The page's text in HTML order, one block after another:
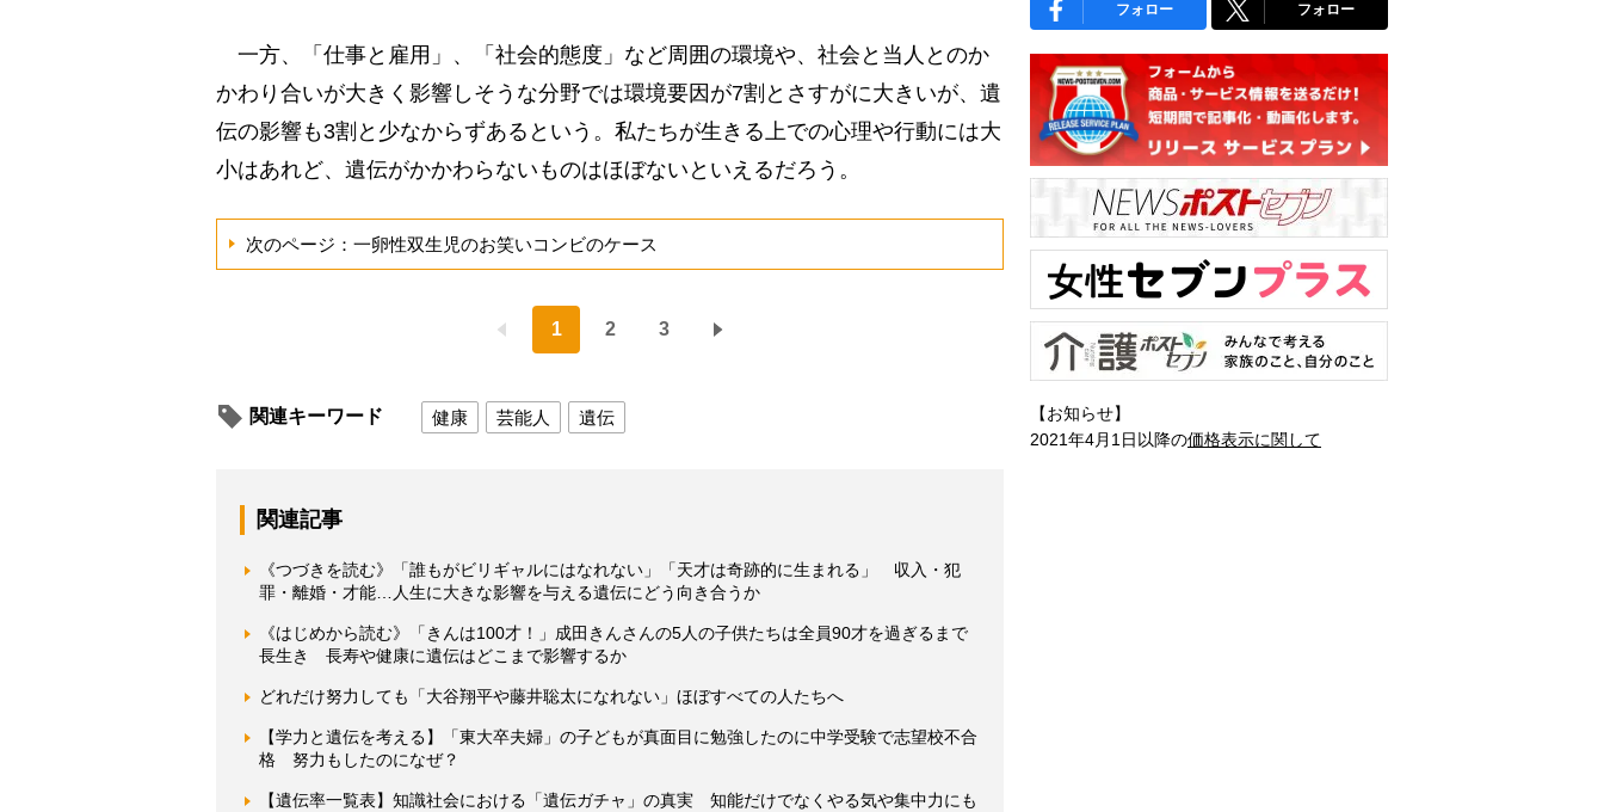
一方、「仕事と雇用」、「社会的態度」など周囲の環境や、社会と当人とのか
かわり合いが大きく影響しそうな分野では環境要因が7割とさすがに大きいが、遺
伝の影響も3割と少なからずあるという。私たちが生きる上での心理や行動には大
小はあれど、遺伝がかかわらないものはほぼないといえるだろう。
次のページ：一卵性双生児のお笑いコンビのケース
1 2 3
関連キーワード 健康 芸能人 遺伝
関連記事
《つづきを読む》「誰もがビリギャルにはなれない」「天才は奇跡的に生まれる」 収入・犯
罪・離婚・才能…人生に大きな影響を与える遺伝にどう向き合うか
《はじめから読む》「きんは100才！」成田きんさんの5人の子供たちは全員90才を過ぎるまで
長生き 長寿や健康に遺伝はどこまで影響するか
どれだけ努力しても「大谷翔平や藤井聡太になれない」ほぼすべての人たちへ
【学力と遺伝を考える】「東大卒夫婦」の子どもが真面目に勉強したのに中学受験で志望校不合
格 努力もしたのになぜ？
【遺伝率一覧表】知識社会における「遺伝ガチャ」の真実 知能だけでなくやる気や集中力にも
フォロー フォロー
【お知らせ】
2021年4月1日以降の価格表示に関して